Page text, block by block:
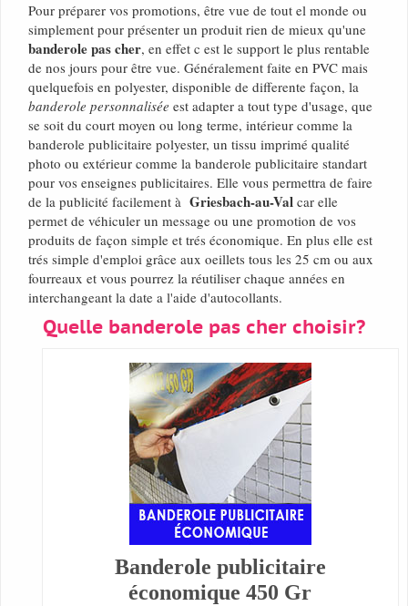
Pour préparer vos promotions, être vue de tout el monde ou
simplement pour présenter un produit rien de mieux qu'une
banderole pas cher, en effet c est le support le plus rentable
de nos jours pour être vue. Généralement faite en PVC mais
quelquefois en polyester, disponible de differente façon, la
banderole personnalisée est adapter a tout type d'usage, que
se soit du court moyen ou long terme, intérieur comme la
banderole publicitaire polyester, un tissu imprimé qualité
photo ou extérieur comme la banderole publicitaire standart
pour vos enseignes publicitaires. Elle vous permettra de faire
de la publicité facilement à Griesbach-au-Val car elle
permet de véhiculer un message ou une promotion de vos
produits de façon simple et trés économique. En plus elle est
trés simple d'emploi grâce aux oeillets tous les 25 cm ou aux
fourreaux et vous pourrez la réutiliser chaque années en
interchangeant la date a l'aide d'autocollants.
Quelle banderole pas cher choisir?
Banderole publicitaire
économique 450 Gr